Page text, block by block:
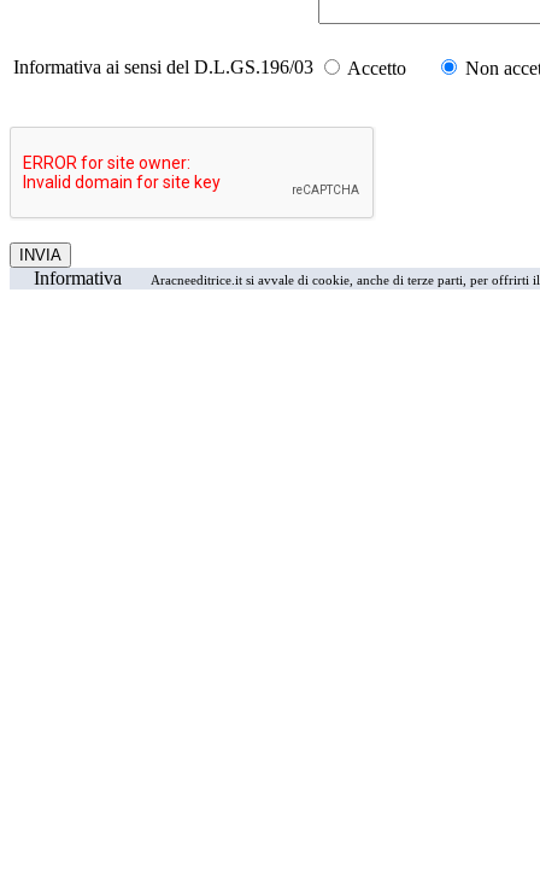
Informativa ai sensi del D.L.GS.196/03 Accetto Non
Informativa Aracneeditrice.it si avvale di cookie, anche di terze parti, per